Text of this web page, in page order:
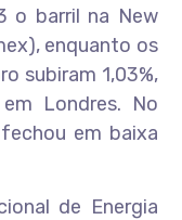
o barril na New
enquanto os
subiram 1,03%,
Londres. No
em baixa
de Energia